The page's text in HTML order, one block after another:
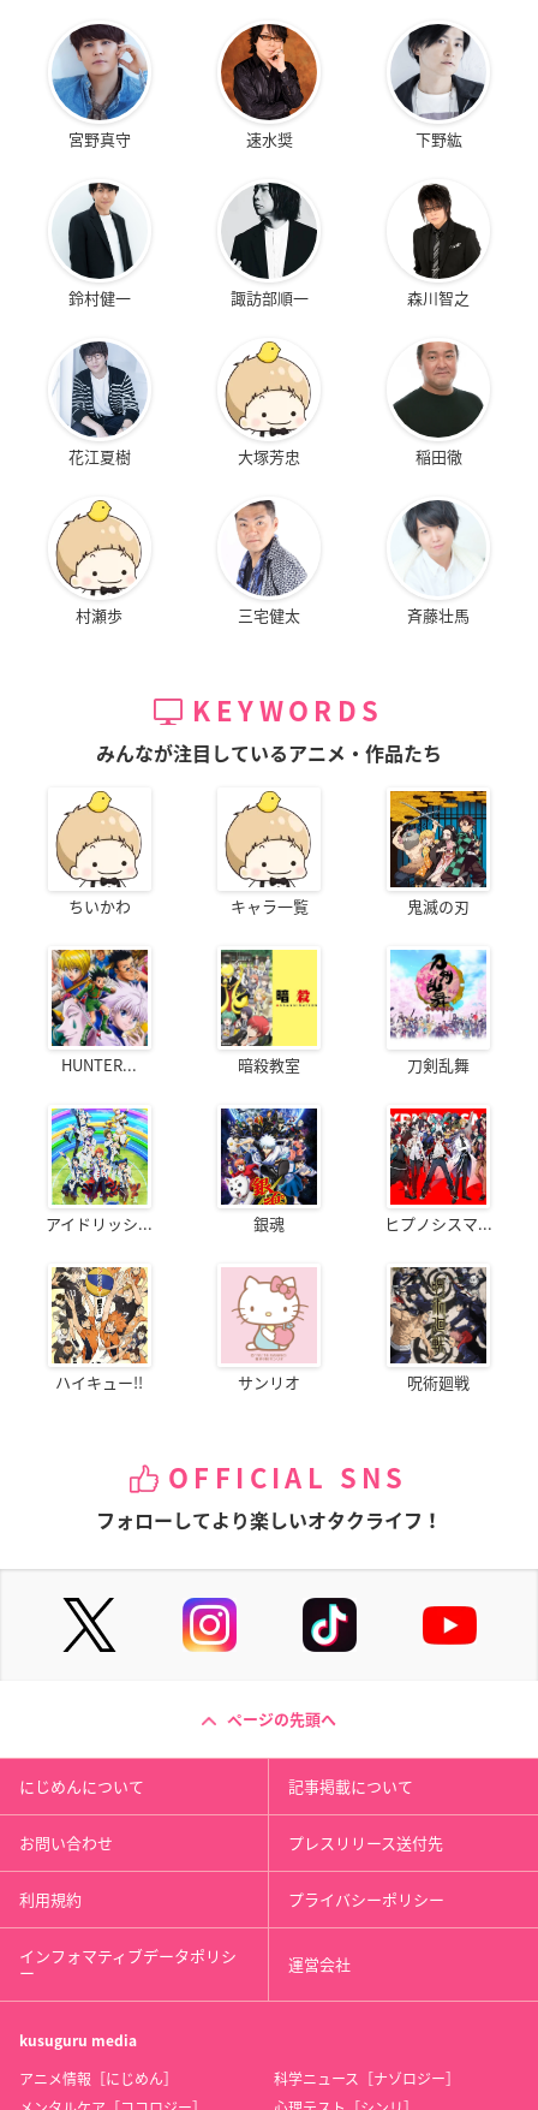
宮野真守 速水奨 下野紘
鈴村健一 諏訪部順一 森川智之
花江夏樹 大塚芳忠 稲田徹
村瀬歩 三宅健太 斉藤壮馬
KEYWORDS
みんなが注目しているアニメ・作品たち
ちいかわ キャラ一覧 鬼滅の刃
HUNTER... 暗殺教室 刀剣乱舞
アイドリッシ... 銀魂 ヒプノシスマ...
ハイキュー!! サンリオ 呪術廻戦
OFFICIAL SNS
フォローしてより楽しいオタクライフ！
ページの先頭へ
にじめんについて 記事掲載について
お問い合わせ プレスリリース送付先
利用規約 プライバシーポリシー
インフォマティブデータポリシ
ー 運営会社
kusuguru media
アニメ情報［にじめん］
科学ニュース［ナゾロジー］